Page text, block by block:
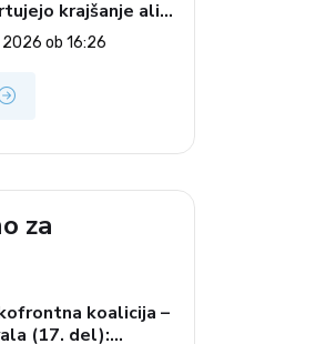
krajšanje ali
oddaj in nižji
vsebin
2026 ob 16:26
za
koalicija –
(17. del):